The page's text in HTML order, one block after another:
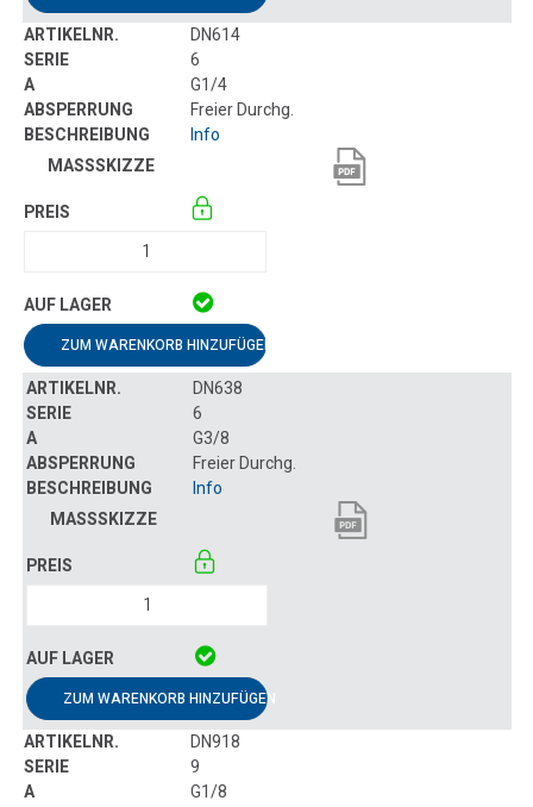
DN614
6
G1/4
Freier Durchg.
Info
ZUM WARENKORB HINZUFÜGEN
DN638
6
G3/8
Freier Durchg.
Info
ZUM WARENKORB HINZUFÜGEN
DN918
9
G1/8